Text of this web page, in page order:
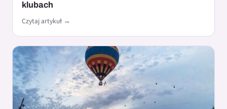
klubach
Czytaj artykuł →